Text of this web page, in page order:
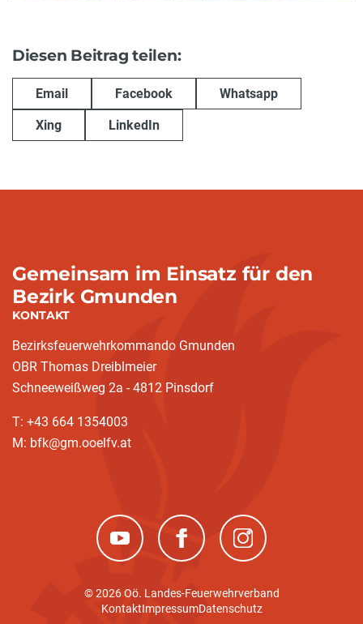
Diesen Beitrag teilen:
Email Facebook Whatsapp
Xing LinkedIn
Gemeinsam im Einsatz für den
Bezirk Gmunden
KONTAKT
Bezirksfeuerwehrkommando Gmunden
OBR Thomas Dreiblmeier
Schneeweißweg 2a - 4812 Pinsdorf
T: +43 664 1354003
M: bfk@gm.ooelfv.at
(neues Fenster)(neues Fenster)(neues Fenster)
© 2026 Oö. Landes-Feuerwehrverband
KontaktImpressumDatenschutz